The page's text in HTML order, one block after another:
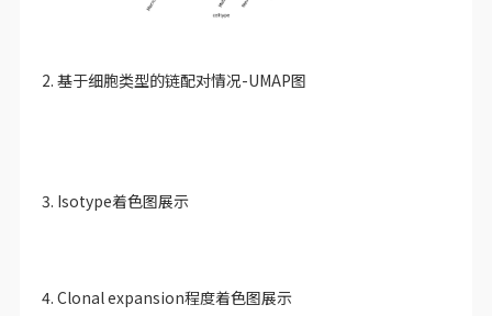
2. 基于细胞类型的链配对情况-UMAP图
3. Isotype着色图展示
4. Clonal expansion程度着色图展示